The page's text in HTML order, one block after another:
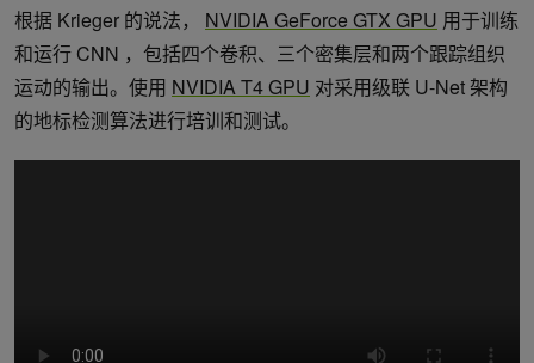
根据 Krieger 的说法， NVIDIA GeForce GTX GPU 用于训练
和运行 CNN ，包括四个卷积、三个密集层和两个跟踪组织
运动的输出。使用 NVIDIA T4 GPU 对采用级联 U-Net 架构
的地标检测算法进行培训和测试。